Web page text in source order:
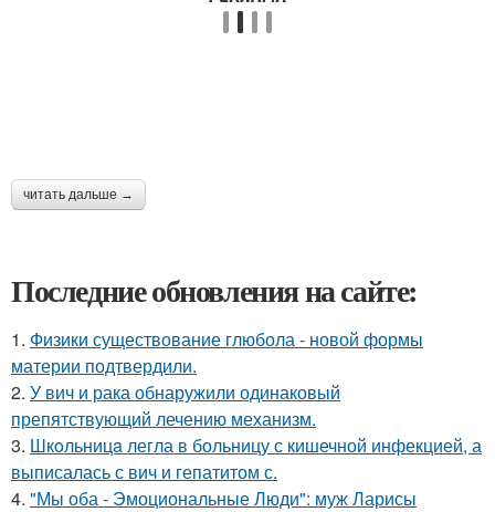
читать дальше →
Последние обновления на сайте:
1. Физики существование глюбола - новой формы
материи подтвердили.
2. У вич и рака обнаружили одинаковый
препятствующий лечению механизм.
3. Шкoльницa легла в больницу с кишечной инфекцией, а
выписалась с вич и гепатитом с.
4. "Мы оба - Эмоциональные Люди": муж Ларисы